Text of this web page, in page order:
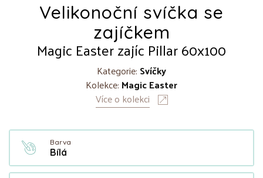
Velikonoční svíčka se
zajíčkem
Magic Easter zajíc Pillar 60x100
Kategorie: Svíčky
Kolekce: Magic Easter
Více o kolekci
Barva
Bílá